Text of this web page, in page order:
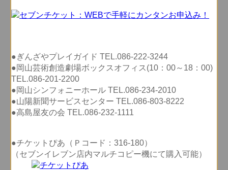
●ぎんざやプレイガイド TEL.086-222-3244
●岡山芸術創造劇場ボックスオフィス(10：00～18：00)
TEL.086-201-2200
●岡山シンフォニーホール TEL.086-234-2010
●山陽新聞サービスセンター TEL.086-803-8222
●高島屋友の会 TEL.086-232-1111
●チケットぴあ（Ｐコード：316-180）
（セブンイレブン店内マルチコピー機にて購入可能）